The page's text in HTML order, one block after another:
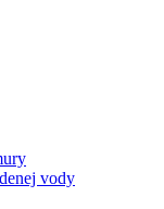
vody